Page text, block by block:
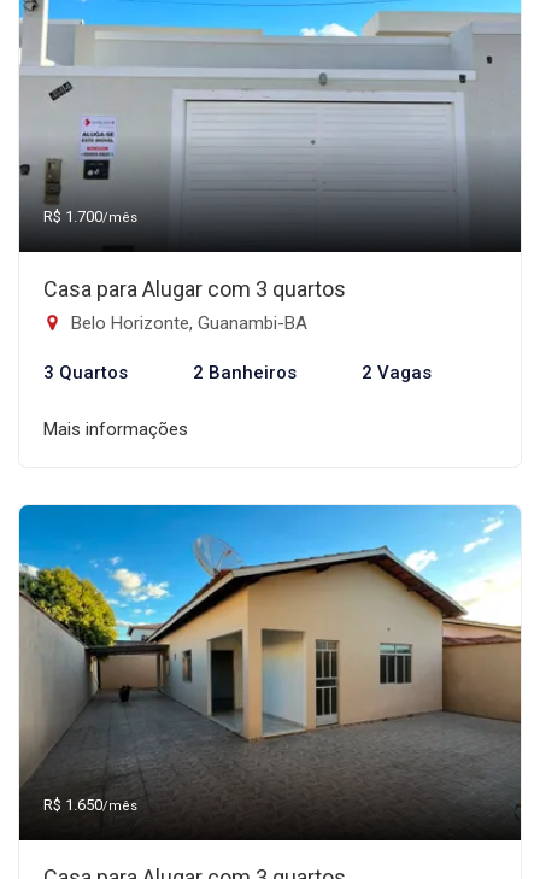
R$ 1.700/mês
Casa para Alugar com 3 quartos
Belo Horizonte, Guanambi-BA
3 Quartos 2 Banheiros 2 Vagas
Mais informações
R$ 1.650/mês